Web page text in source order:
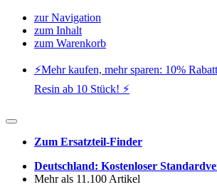
zur Navigation
zum Inhalt
zum Warenkorb
⚡️Mehr kaufen, mehr sparen: 10%
Resin ab 10 Stück! ⚡️
Zum Ersatzteil-Finder
Deutschland: Kostenloser
Mehr als 11.100 Artikel